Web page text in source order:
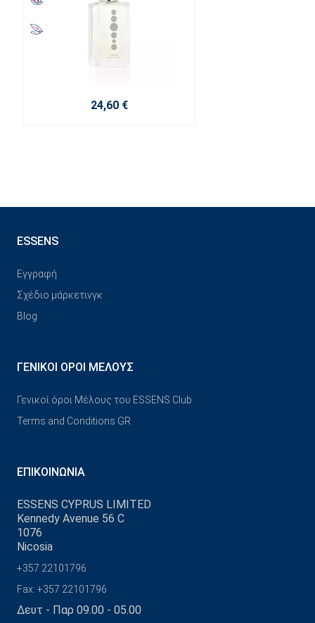
24,60 €
ESSENS
Εγγραφή
Σχέδιο μάρκετινγκ
Blog
ΓΕΝΙΚΟΊ ΌΡΟΙ ΜΈΛΟΥΣ
Γενικοί όροι Μέλους του ESSENS Club
Terms and Conditions GR
ΕΠΙΚΟΙΝΩΝΊΑ
ESSENS CYPRUS LIMITED
Kennedy Avenue 56 C
1076
Nicosia
+357 22101796
Fax: +357 22101796
Δευτ - Παρ 09.00 - 05.00